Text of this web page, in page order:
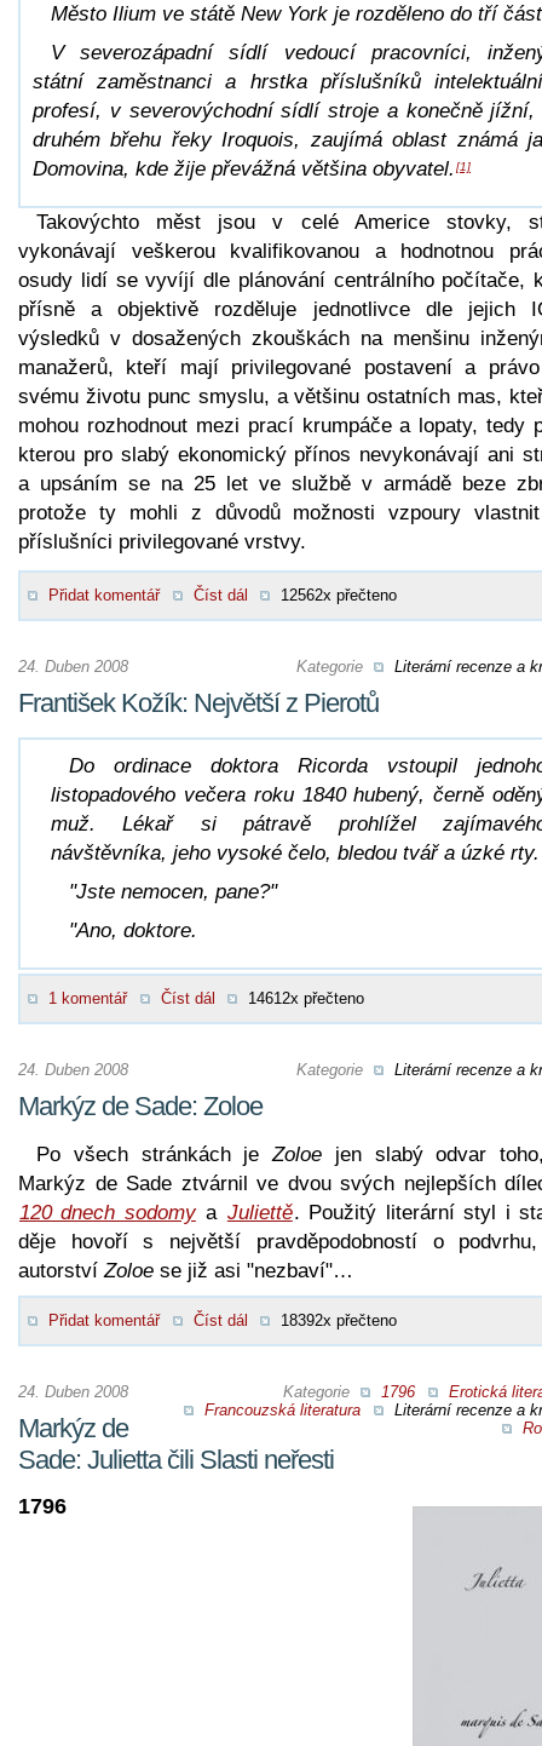
Město Ilium ve státě New York je rozděleno do tří
V severozápadní sídlí vedoucí pracovníci,
státní zaměstnanci a hrstka příslušníků
profesí, v severovýchodní sídlí stroje a konečně jížní,
druhém břehu řeky Iroquois, zaujímá oblast známá
Domovina, kde žije převážná většina obyvatel. [1]
Takovýchto měst jsou v celé Americe stovky,
vykonávají veškerou kvalifikovanou a hodnotnou
osudy lidí se vyvíjí dle plánování centrálního počítače,
přísně a objektivě rozděluje jednotlivce dle jejich
výsledků v dosažených zkouškách na menšinu
manažerů, kteří mají privilegované postavení a
svému životu punc smyslu, a většinu ostatních mas,
mohou rozhodnout mezi prací krumpáče a lopaty, tedy
kterou pro slabý ekonomický přínos nevykonávají ani
a upsáním se na 25 let ve službě v armádě beze
protože ty mohli z důvodů možnosti vzpoury
příslušníci privilegované vrstvy.
Přidat komentář Číst dál 12562x přečteno
Kategorie Literární recenze a
24. Duben 2008
František Kožík: Největší z Pierotů
Do ordinace doktora Ricorda vstoupil
listopadového večera roku 1840 hubený, černě
muž. Lékař si pátravě prohlížel
návštěvníka, jeho vysoké čelo, bledou tvář a úzké rty.
"Jste nemocen, pane?"
"Ano, doktore.
1 komentář Číst dál 14612x přečteno
Kategorie Literární recenze a
24. Duben 2008
Markýz de Sade: Zoloe
Po všech stránkách jeZoloe jen slabý odvar
Markýz de Sade ztvárnil ve dvou svých nejlepších
120 dnech sodomya Juliettě. Použitý literární styl i
děje hovoří s největší pravděpodobností o
autorství Zoloe se již asi "nezbaví"…
Přidat komentář Číst dál 18392x přečteno
Kategorie 1796
Erotická
Francouzská literatura
Literární recenze a
24. Duben 2008
Markýz de
Sade: Julietta čili Slasti neřesti
1796